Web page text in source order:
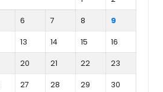
6 7 8 9
13 14 15 16
20 21 22 23
27 28 29 30